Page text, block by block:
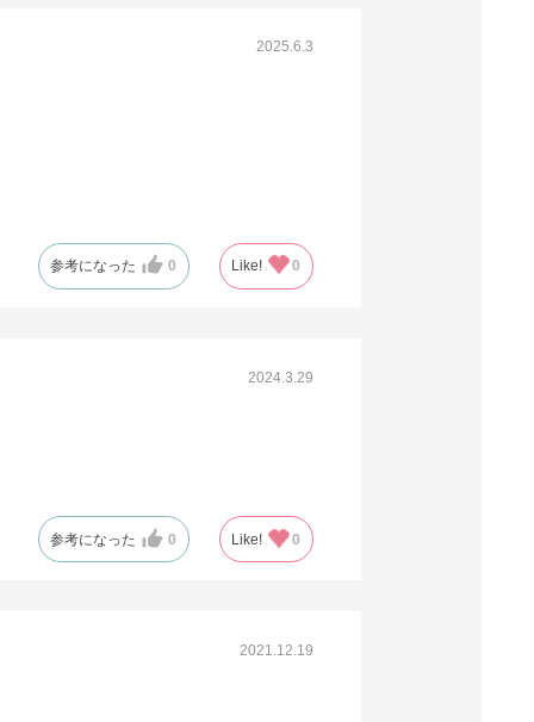
2025.6.3
参考になった 0 Like! 0
2024.3.29
参考になった 0 Like! 0
2021.12.19